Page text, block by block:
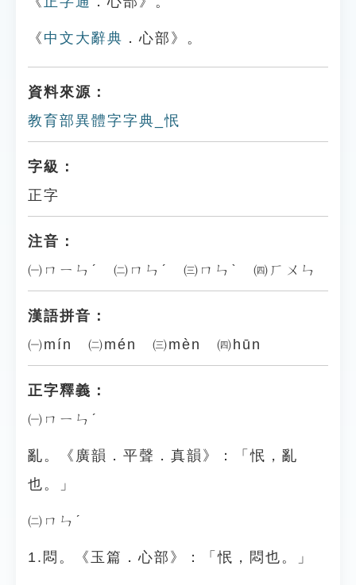
《 中文大辭典 ．心部》。
資料來源：
教育部異體字字典_怋
字級：
正字
注音：
㈠ㄇㄧㄣˊ ㈡ㄇㄣˊ ㈢ㄇㄣˋ ㈣ㄏㄨㄣ
漢語拼音：
㈠mín ㈡mén ㈢mèn ㈣hūn
正字釋義：
㈠ㄇㄧㄣˊ
亂。《廣韻．平聲．真韻》：「怋，亂
也。」
㈡ㄇㄣˊ
1.悶。《玉篇．心部》：「怋，悶也。」